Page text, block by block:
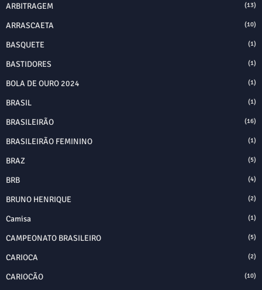
ARBITRAGEM (13)
ARRASCAETA (10)
BASQUETE (1)
BASTIDORES (1)
BOLA DE OURO 2024 (1)
BRASIL (1)
BRASILEIRÃO (16)
BRASILEIRÃO FEMININO (1)
BRAZ (5)
BRB (4)
BRUNO HENRIQUE (2)
Camisa (1)
CAMPEONATO BRASILEIRO (5)
CARIOCA (2)
CARIOCÃO (10)